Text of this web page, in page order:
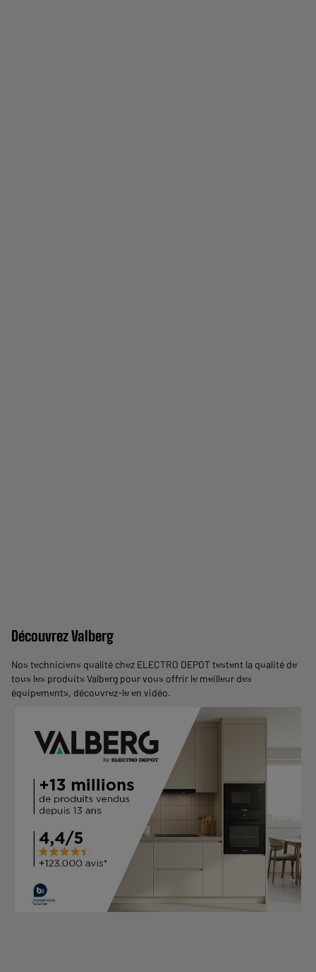
Découvrez Valberg
Nos techniciens qualité chez ELECTRO DEPOT testent la qualité de
tous les produits Valberg pour vous offrir le meilleur des
équipements, découvrez-le en vidéo.